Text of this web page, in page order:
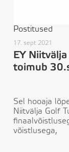
Postitused
17. sept 2021
EY
toimub
Sel hooaja
Niitvälja Golf
võistlusega,